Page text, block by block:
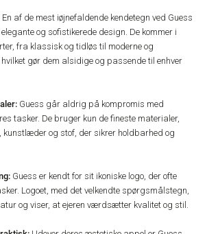
En af de mest iøjnefaldende kendetegn ved Guess
og sofistikerede design. De kommer i
fra klassisk og tidløs til moderne og
gør dem alsidige og passende til enhver
Guess går aldrig på kompromis med
tasker. De bruger kun de fineste materialer,
kunstlæder og stof, der sikrer holdbarhed og
Guess er kendt for sit ikoniske logo, der ofte
Logoet, med det velkendte spørgsmålstegn,
og viser, at ejeren værdsætter kvalitet og stil.